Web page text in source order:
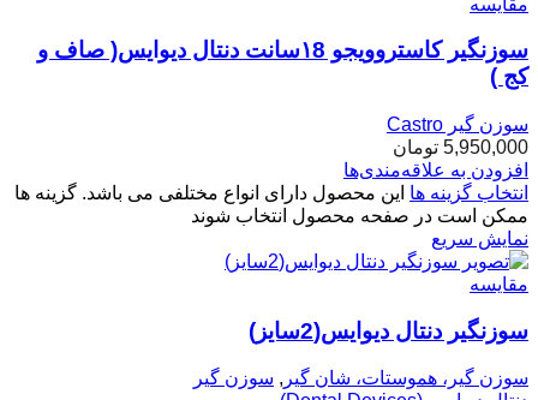
سوزنگیر کاستروویجو ۱8سانت دنتال دیوایس( صاف و
کج )
سوزن گیر Castro
5,950,000 تومان
افزودن به علاقه‌مندی‌ها
انتخاب گزینه ها این محصول دارای انواع مختلفی می باشد. گزینه ها
ممکن است در صفحه محصول انتخاب شوند
نمایش سریع
مقایسه
سوزنگیر دنتال دیوایس(2سایز)
سوزن گیر، هموستات، شان گیر , سوزن گیر